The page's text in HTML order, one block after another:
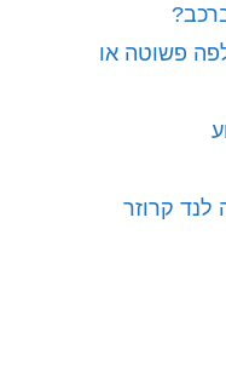
פשוטה או
לנד קרוזר